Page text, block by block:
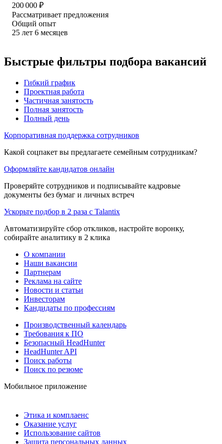
200 000 ₽
Рассматривает предложения
Общий опыт
25 лет 6 месяцев
Быстрые фильтры подбора вакансий
Гибкий график
Проектная работа
Частичная занятость
Полная занятость
Полный день
Корпоративная поддержка сотрудников
Какой соцпакет вы предлагаете семейным сотрудникам?
Оформляйте кандидатов онлайн
Проверяйте сотрудников и подписывайте кадровые
документы без бумаг и личных встреч
Ускорьте подбор в 2 раза с Talantix
Автоматизируйте сбор откликов, настройте воронку,
собирайте аналитику в 2 клика
О компании
Наши вакансии
Партнерам
Реклама на сайте
Новости и статьи
Инвесторам
Кандидаты по профессиям
Производственный календарь
Требования к ПО
Безопасный HeadHunter
HeadHunter API
Поиск работы
Поиск по резюме
Мобильное приложение
Этика и комплаенс
Оказание услуг
Использование сайтов
Защита персональных данных